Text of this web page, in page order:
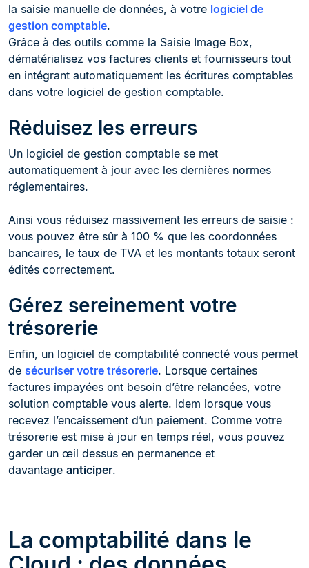
la saisie manuelle de données, à votre logiciel de
gestion comptable.
Grâce à des outils comme la Saisie Image Box,
dématérialisez vos factures clients et fournisseurs tout
en intégrant automatiquement les écritures comptables
dans votre logiciel de gestion comptable.
Réduisez les erreurs
Un logiciel de gestion comptable se met
automatiquement à jour avec les dernières normes
réglementaires.
Ainsi vous réduisez massivement les erreurs de saisie :
vous pouvez être sûr à 100 % que les coordonnées
bancaires, le taux de TVA et les montants totaux seront
édités correctement.
Gérez sereinement votre
trésorerie
Enfin, un logiciel de comptabilité connecté vous permet
de sécuriser votre trésorerie. Lorsque certaines
factures impayées ont besoin d’être relancées, votre
solution comptable vous alerte. Idem lorsque vous
recevez l’encaissement d’un paiement. Comme votre
trésorerie est mise à jour en temps réel, vous pouvez
garder un œil dessus en permanence et
davantage anticiper.
La comptabilité dans le